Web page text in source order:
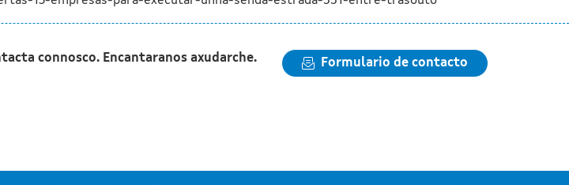
connosco. Encantaranos axudarche. Formulario de contacto